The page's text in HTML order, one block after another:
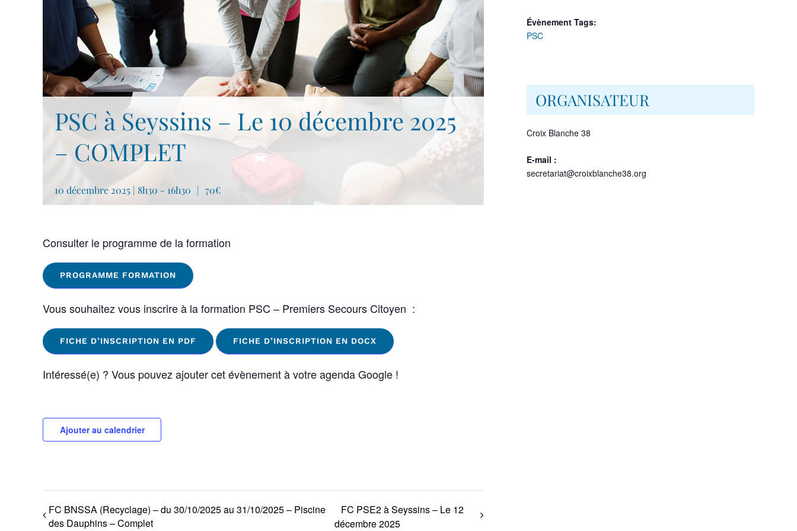
PSC à Seyssins – Le 10 décembre 2025
– COMPLET
10 décembre 2025 | 8h30 - 16h30 | 70€
Consulter le programme de la formation
PROGRAMME FORMATION
Vous souhaitez vous inscrire à la formation PSC – Premiers Secours Citoyen :
FICHE D’INSCRIPTION EN PDF FICHE D’INSCRIPTION EN DOCX
Intéressé(e) ? Vous pouvez ajouter cet évènement à votre agenda Google !
Ajouter au calendrier
FC BNSSA (Recyclage) – du 30/10/2025 au 31/10/2025 – Piscine
des Dauphins – Complet
FC PSE2 à Seyssins – Le 12
décembre 2025
Évènement Tags:
PSC
ORGANISATEUR
Croix Blanche 38
E-mail :
secretariat@croixblanche38.org